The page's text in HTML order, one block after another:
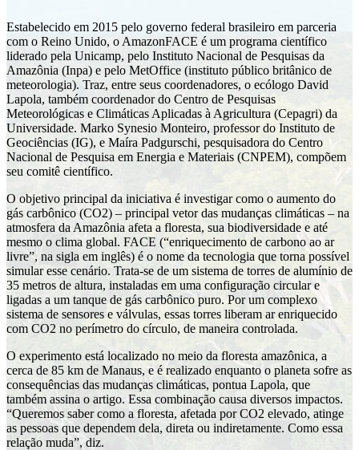
Estabelecido em 2015 pelo governo federal brasileiro em parceria
com o Reino Unido, o AmazonFACE é um programa científico
liderado pela Unicamp, pelo Instituto Nacional de Pesquisas da
Amazônia (Inpa) e pelo MetOffice (instituto público britânico de
meteorologia). Traz, entre seus coordenadores, o ecólogo David
Lapola, também coordenador do Centro de Pesquisas
Meteorológicas e Climáticas Aplicadas à Agricultura (Cepagri) da
Universidade. Marko Synesio Monteiro, professor do Instituto de
Geociências (IG), e Maíra Padgurschi, pesquisadora do Centro
Nacional de Pesquisa em Energia e Materiais (CNPEM), compõem
seu comitê científico.
O objetivo principal da iniciativa é investigar como o aumento do
gás carbônico (CO2) – principal vetor das mudanças climáticas – na
atmosfera da Amazônia afeta a floresta, sua biodiversidade e até
mesmo o clima global. FACE (“enriquecimento de carbono ao ar
livre”, na sigla em inglês) é o nome da tecnologia que torna possível
simular esse cenário. Trata-se de um sistema de torres de alumínio de
35 metros de altura, instaladas em uma configuração circular e
ligadas a um tanque de gás carbônico puro. Por um complexo
sistema de sensores e válvulas, essas torres liberam ar enriquecido
com CO2 no perímetro do círculo, de maneira controlada.
O experimento está localizado no meio da floresta amazônica, a
cerca de 85 km de Manaus, e é realizado enquanto o planeta sofre as
consequências das mudanças climáticas, pontua Lapola, que
também assina o artigo. Essa combinação causa diversos impactos.
“Queremos saber como a floresta, afetada por CO2 elevado, atinge
as pessoas que dependem dela, direta ou indiretamente. Como essa
relação muda”, diz.